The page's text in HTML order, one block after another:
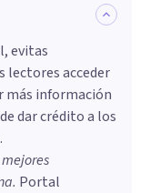
evitas
lectores acceder
más información
dar crédito a los
. Portal